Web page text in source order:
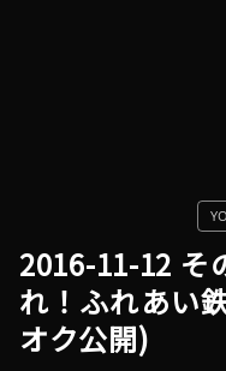
2016-11-12 そ
れ！ふれあい
オク公開)